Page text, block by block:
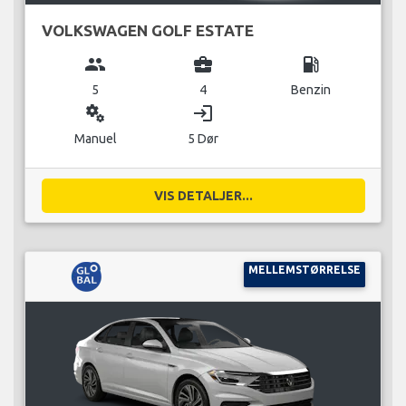
VOLKSWAGEN GOLF ESTATE
group
5
business_center
4
local_gas_station
Benzin
miscellaneous_services
Manuel
login
5 Dør
VIS DETALJER...
MELLEMSTØRRELSE